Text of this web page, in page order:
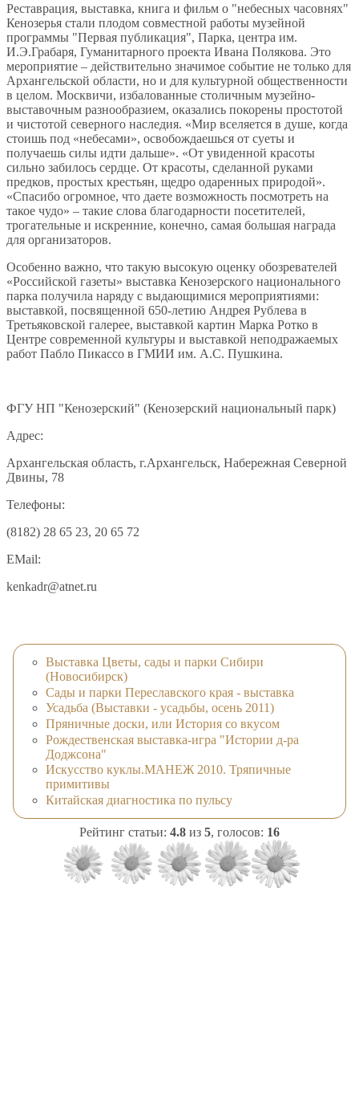
Реставрация, выставка, книга и фильм о "небесных часовнях"
Кенозерья стали плодом совместной работы музейной
программы "Первая публикация", Парка, центра им.
И.Э.Грабаря, Гуманитарного проекта Ивана Полякова. Это
мероприятие – действительно значимое событие не только для
Архангельской области, но и для культурной общественности
в целом. Москвичи, избалованные столичным музейно-
выставочным разнообразием, оказались покорены простотой
и чистотой северного наследия. «Мир вселяется в душе, когда
стоишь под «небесами», освобождаешься от суеты и
получаешь силы идти дальше». «От увиденной красоты
сильно забилось сердце. От красоты, сделанной руками
предков, простых крестьян, щедро одаренных природой».
«Спасибо огромное, что даете возможность посмотреть на
такое чудо» – такие слова благодарности посетителей,
трогательные и искренние, конечно, самая большая награда
для организаторов.
Особенно важно, что такую высокую оценку обозревателей
«Российской газеты» выставка Кенозерского национального
парка получила наряду с выдающимися мероприятиями:
выставкой, посвященной 650-летию Андрея Рублева в
Третьяковской галерее, выставкой картин Марка Ротко в
Центре современной культуры и выставкой неподражаемых
работ Пабло Пикассо в ГМИИ им. А.С. Пушкина.
ФГУ НП "Кенозерский" (Кенозерский национальный парк)
Адрес:
Архангельская область, г.Архангельск, Набережная Северной
Двины, 78
Телефоны:
(8182) 28 65 23, 20 65 72
EMail:
kenkadr@atnet.ru
Выставка Цветы, сады и парки Сибири
(Новосибирск)
Сады и парки Переславского края - выставка
Усадьба (Выставки - усадьбы, осень 2011)
Пряничные доски, или История со вкусом
Рождественская выставка-игра "Истории д-ра
Доджсона"
Искусство куклы.МАНЕЖ 2010. Тряпичные
примитивы
Китайская диагностика по пульсу
Рейтинг статьи: 4.8 из 5, голосов: 16